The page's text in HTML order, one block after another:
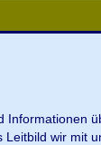
Informationen
wir mit